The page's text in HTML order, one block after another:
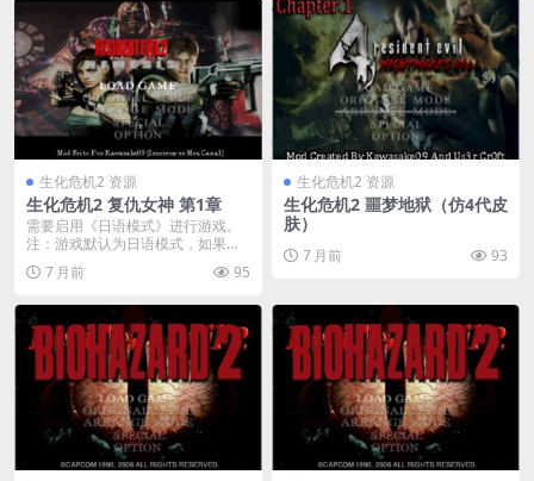
生化危机2 资源
生化危机2 复仇女神 第1章
需要启用《日语模式》进行游戏。
注：游戏默认为日语模式，如果崩
溃请切换为英文。
7 月前 95
生化危机2 资源
生化危机2 噩梦地狱（仿4代皮
肤）
7 月前 93